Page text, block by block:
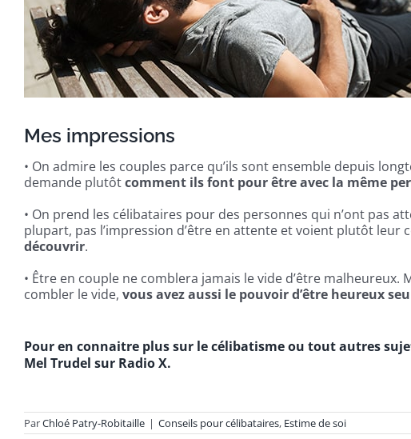
Mes impressions
• On admire les couples parce qu’ils sont ensemble depuis
demande plutôtcomment ils font pour être avec la même
• On prend les célibataires pour des personnes qui n’ont pas
plupart, pas l’impression d’être en attente et voient plutôt leur
découvrir.
• Être en couple ne comblera jamais le vide d’être
combler le vide, vous avez aussi le pouvoir d’être heureux
Pour en connaitre plus sur le célibatisme ou tout autres
Mel Trudel sur Radio X.
ParChloé Patry-Robitaille | Conseils pour célibataires, Estime de soi